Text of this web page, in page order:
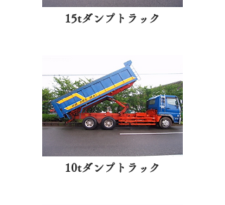
15tダンプトラック
10tダンプトラック